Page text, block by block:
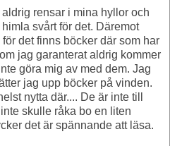
rensar i mina hyllor och
svårt för det. Däremot
det finns böcker där som har
jag garanterat aldrig kommer
göra mig av med dem. Jag
jag upp böcker på vinden.
nytta där.... De är inte till
skulle råka bo en liten
det är spännande att läsa.